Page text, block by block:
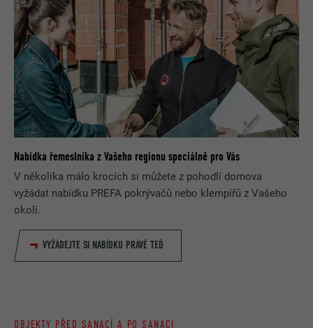
Nabídka řemeslníka z Vašeho regionu speciálně pro Vás
V několika málo krocích si můžete z pohodlí domova
vyžádat nabídku PREFA pokrývačů nebo klempířů z Vašeho
okolí.
VYŽÁDEJTE SI NABÍDKU PRÁVĚ TEĎ
OBJEKTY PŘED SANACÍ A PO SANACI